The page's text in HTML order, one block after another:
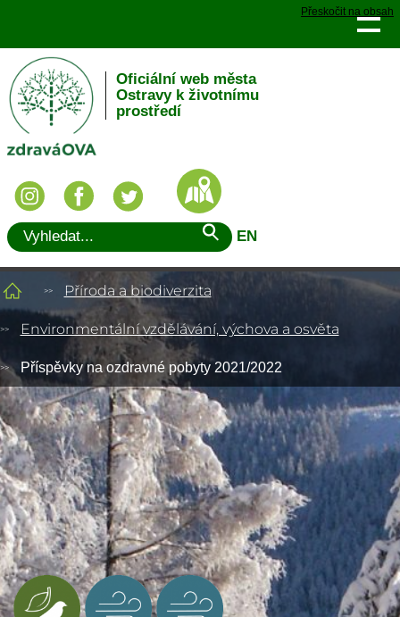
Přeskočit na obsah
Oficiální web města
Ostravy k životnímu
prostředí
EN
Příroda a biodiverzita
Environmentální vzdělávání, výchova a osvěta
Příspěvky na ozdravné pobyty 2021/2022